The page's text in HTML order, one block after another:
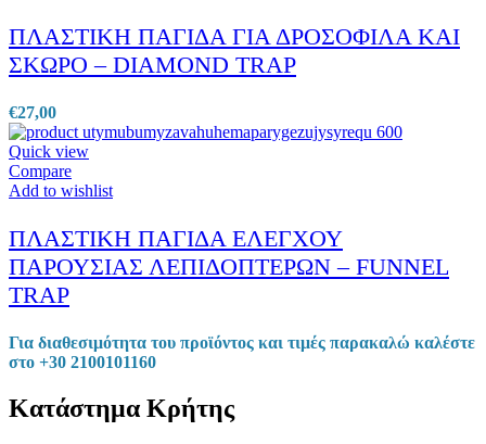
ΠΛΑΣΤΙΚΗ ΠΑΓΙΔΑ ΓΙΑ ΔΡΟΣΟΦΙΛΑ ΚΑΙ
ΣΚΩΡΟ – DIAMOND TRAP
€27,00
Quick view
Compare
Add to wishlist
ΠΛΑΣΤΙΚΗ ΠΑΓΙΔΑ ΕΛΕΓΧΟΥ
ΠΑΡΟΥΣΙΑΣ ΛΕΠΙΔΟΠΤΕΡΩΝ – FUNNEL
TRAP
Για διαθεσιμότητα του προϊόντος και τιμές παρακαλώ καλέστε
στο +30 2100101160
Κατάστημα Κρήτης